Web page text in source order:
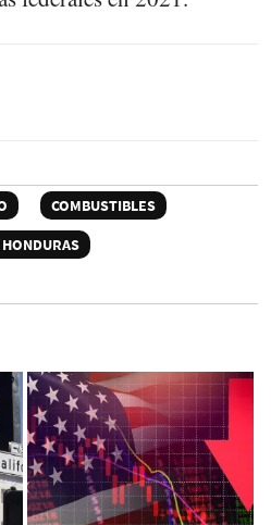
COMBUSTIBLES